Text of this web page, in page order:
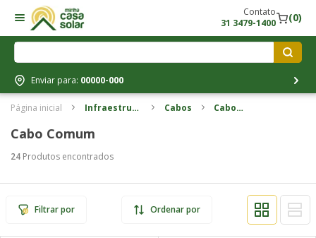
Contato
31 3479-1400
(0)
Enviar para: 00000-000
Página inicial
Infraestrutura
Cabos
Cabo
Cabo Comum
24 Produtos encontrados
Filtrar por Ordenar por